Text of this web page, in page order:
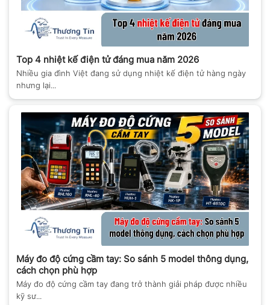
Top 4 nhiệt kế điện tử đáng mua năm 2026
Nhiều gia đình Việt đang sử dụng nhiệt kế điện tử hàng ngày
nhưng lại...
Máy đo độ cứng cầm tay: So sánh 5 model thông dụng,
cách chọn phù hợp
Máy đo độ cứng cầm tay đang trở thành giải pháp được nhiều
kỹ sư...